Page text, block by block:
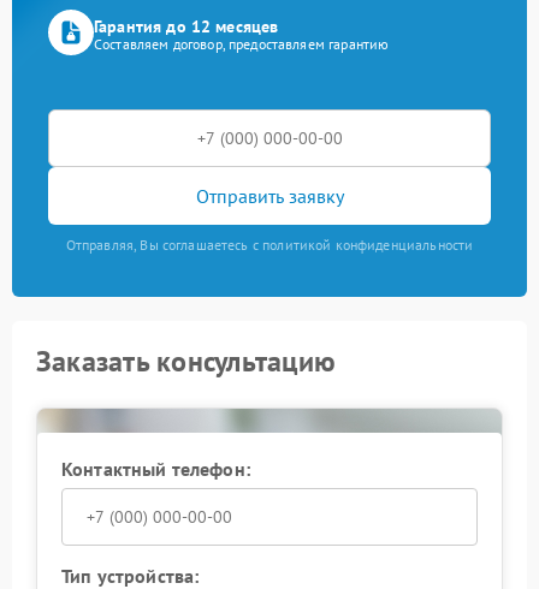
Гарантия до 12 месяцев
Составляем договор, предоставляем гарантию
Отправить заявку
Отправляя, Вы соглашаетесь с политикой конфиденциальности
Заказать консультацию
Контактный телефон:
Тип устройства: